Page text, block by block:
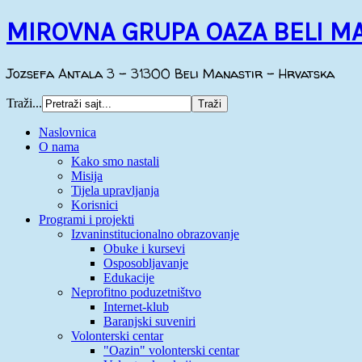
MIROVNA GRUPA OAZA BELI
Jozsefa Antala 3 - 31300 Beli Manastir - Hrvatska
Traži...
Naslovnica
O nama
Kako smo nastali
Misija
Tijela upravljanja
Korisnici
Programi i projekti
Izvaninstitucionalno obrazovanje
Obuke i kursevi
Osposobljavanje
Edukacije
Neprofitno poduzetništvo
Internet-klub
Baranjski suveniri
Volonterski centar
"Oazin" volonterski centar